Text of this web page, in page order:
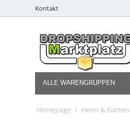
Kontakt
ALLE WARENGRUPPEN
Homepage / Heim & Garten